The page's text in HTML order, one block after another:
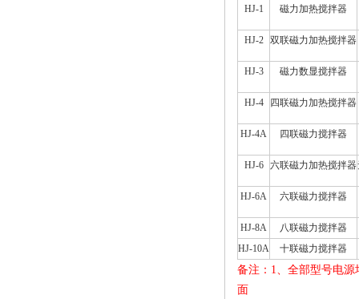
HJ-1 磁力加热搅拌器
HJ-2 双联磁力加热搅拌器
HJ-3 磁力数显搅拌器
HJ-4 四联磁力加热搅拌器
HJ-4A 四联磁力搅拌器
HJ-6 六联磁力加热搅拌器
HJ-6A 六联磁力搅拌器
HJ-8A
八联磁力搅拌器
HJ-10A
十联磁力搅拌器
备注： 1、全部型号电源
面